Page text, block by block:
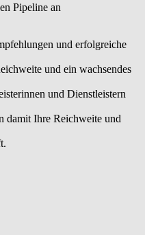
Pipeline an
und erfolgreiche
und ein wachsendes
und Dienstleistern
damit Ihre Reichweite und